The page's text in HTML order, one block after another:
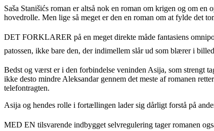
Saša Stanišićs roman er altså nok en roman om krigen og om
hovedrolle. Men lige så meget er den en roman om at fylde det
DET FORKLARER på en meget direkte måde fantasiens
patossen, ikke bare den, der indimellem slår ud som blærer i
Bedst og værst er i den forbindelse veninden Asija, som strengt
ikke desto mindre Aleksandar gennem det meste af romanen
telefontragten.
Asija og hendes rolle i fortællingen lader sig dårligt forstå på
MED EN tilsvarende indbygget selvregulering tager romanen